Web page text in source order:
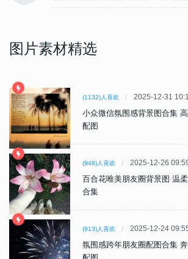
图片素材精选
(1132)人喜欢 2025-12-31
小众微信氛围感背景图合集
配图
(948)人喜欢 2025-12-26
百合花唯美朋友圈背景图 温
合集
(913)人喜欢 2025-12-24
氛围感跨年朋友圈配图合集